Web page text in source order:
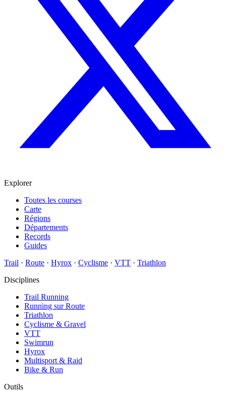
Explorer
Toutes les courses
Carte
Régions
Départements
Records
Guides
Trail · Route · Hyrox · Cyclisme · VTT · Triathlon
Disciplines
Trail Running
Running sur Route
Triathlon
Cyclisme & Gravel
VTT
Swimrun
Hyrox
Multisport & Raid
Bike & Run
Outils